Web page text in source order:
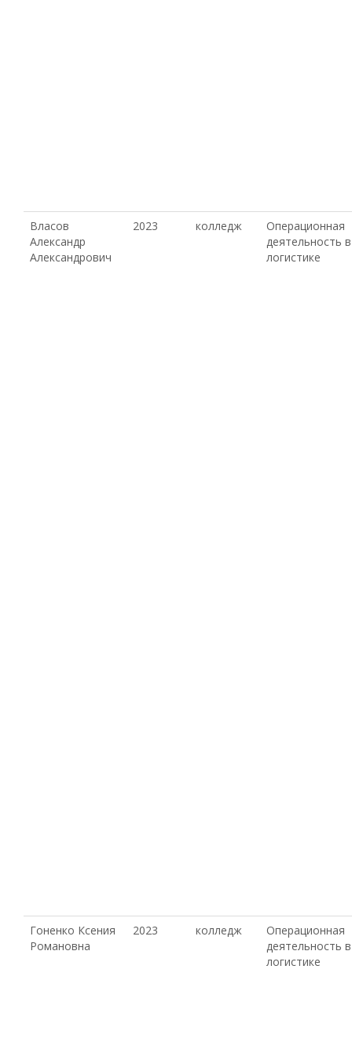
Власов
Александр
Александрович
2023 колледж
Операционная
деятельность в
логистике
Гоненко Ксения
Романовна
2023 колледж
Операционная
деятельность в
логистике